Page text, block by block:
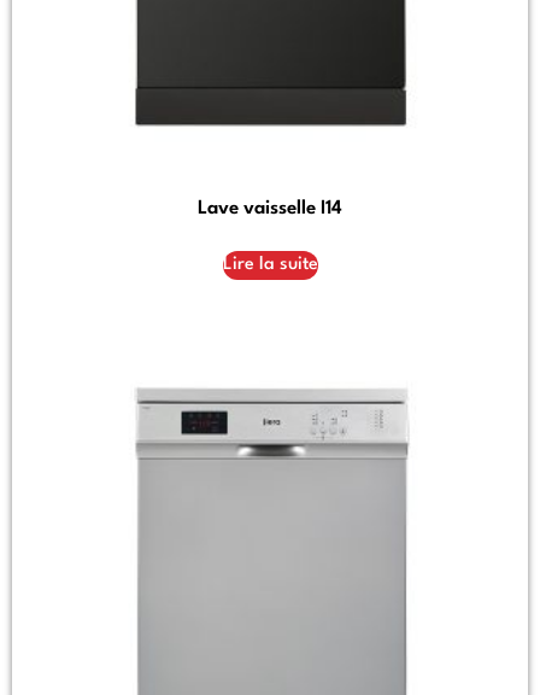
Lave vaisselle I14
Lire la suite